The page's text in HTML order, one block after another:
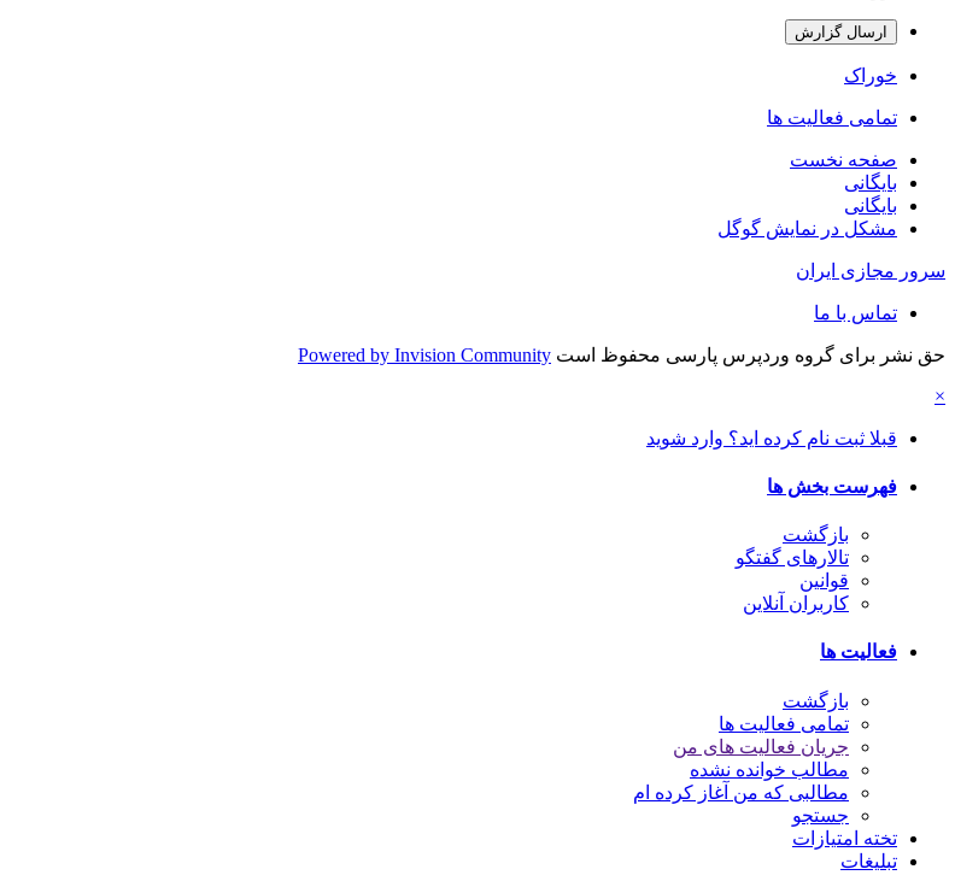
ارسال گزارش
خوراک
تمامی فعالیت ها
صفحه نخست
بایگانی
بایگانی
مشکل در نمایش گوگل
سرور مجازی ایران
تماس با ما
حق نشر برای گروه وردپرس پارسی محفوظ است Powered by Invision Community
×
قبلا ثبت نام کرده اید؟ وارد شوید
فهرست بخش ها
بازگشت
تالارهای گفتگو
قوانین
کاربران آنلاین
فعالیت ها
بازگشت
تمامی فعالیت ها
جریان فعالیت های من
مطالب خوانده نشده
مطالبی که من آغاز کرده ام
جستجو
تخته امتیازات
تبلیغات